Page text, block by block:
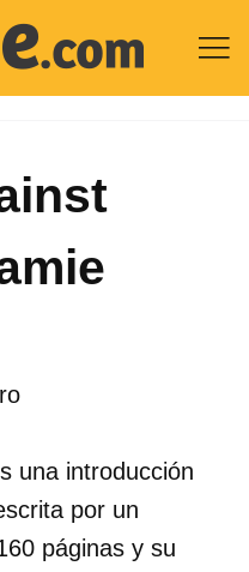

una introducción
por un
páginas y su